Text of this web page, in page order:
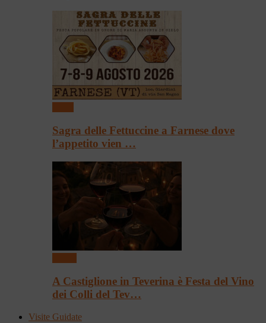
Sagra delle Fettuccine a Farnese dove
l’appetito vien …
A Castiglione in Teverina è Festa del Vino
dei Colli del Tev…
Visite Guidate